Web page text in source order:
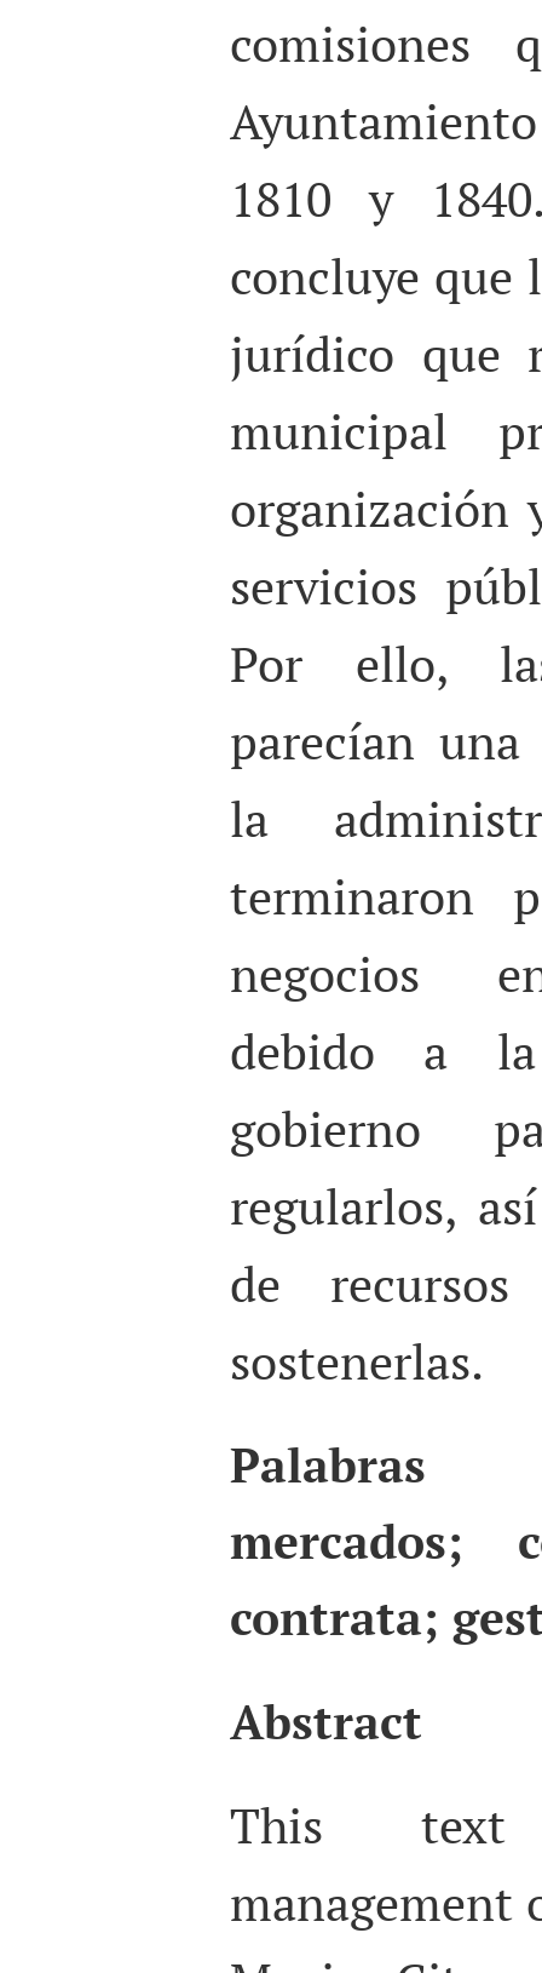
comisiones
1810 y
concluye que
jurídico que
municipal
organización
servicios
Por ello,
parecían
la
terminaron
negocios
debido a
gobierno
regularlos,
de recursos
sostenerlas.
Palabras
mercados;
contrata;
Abstract
This text
management